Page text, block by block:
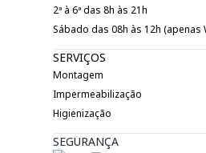
2ª à 6ª das 8h às 21h
Sábado das 08h às 12h (apenas
SERVIÇOS
Montagem
Impermeabilização
Higienização
SEGURANÇA